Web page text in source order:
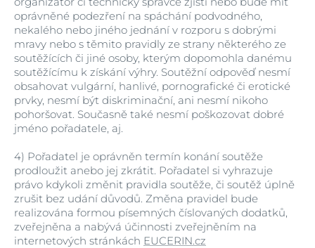
oprávněné podezření na spáchání podvodného,
nekalého nebo jiného jednání v rozporu s dobrými
mravy nebo s těmito pravidly ze strany některého ze
soutěžících či jiné osoby, kterým dopomohla danému
soutěžícímu k získání výhry. Soutěžní odpověď nesmí
obsahovat vulgární, hanlivé, pornografické či erotické
prvky, nesmí být diskriminační, ani nesmí nikoho
pohoršovat. Současně také nesmí poškozovat dobré
jméno pořadatele, aj.
4) Pořadatel je oprávněn termín konání soutěže
prodloužit anebo jej zkrátit. Pořadatel si vyhrazuje
právo kdykoli změnit pravidla soutěže, či soutěž úplně
zrušit bez udání důvodů. Změna pravidel bude
realizována formou písemných číslovaných dodatků,
zveřejněna a nabývá účinnosti zveřejněním na
internetových stránkách EUCERIN.cz